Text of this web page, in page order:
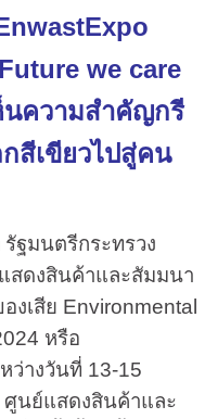
we care
นความสำคัญกรี
สีเขียวไปสู่คน
รัฐมนตรีกระทรวง
สดงสินค้าและสัมมนา
งเสีย Environmental
หรือ
ว่างวันที่ 13-15
นย์แสดงสินค้าและ